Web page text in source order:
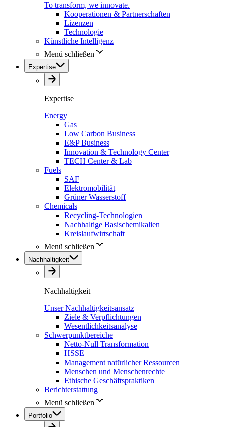
To transform, we innovate.
Kooperationen & Partnerschaften
Lizenzen
Technologie
Künstliche Intelligenz
Menü schließen
Expertise
Expertise
Energy
Gas
Low Carbon Business
E&P Business
Innovation & Technology Center
TECH Center & Lab
Fuels
SAF
Elektromobilität
Grüner Wasserstoff
Chemicals
Recycling-Technologien
Nachhaltige Basischemikalien
Kreislaufwirtschaft
Menü schließen
Nachhaltigkeit
Nachhaltigkeit
Unser Nachhaltigkeitsansatz
Ziele & Verpflichtungen
Wesentlichkeitsanalyse
Schwerpunktbereiche
Netto-Null Transformation
HSSE
Management natürlicher Ressourcen
Menschen und Menschenrechte
Ethische Geschäftspraktiken
Berichterstattung
Menü schließen
Portfolio